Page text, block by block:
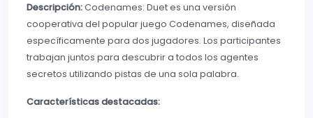
Descripción:Codenames: Duet es una versión
cooperativa del popular juego Codenames, diseñada
específicamente para dos jugadores. Los participantes
trabajan juntos para descubrir a todos los agentes
secretos utilizando pistas de una sola palabra.
Características destacadas: